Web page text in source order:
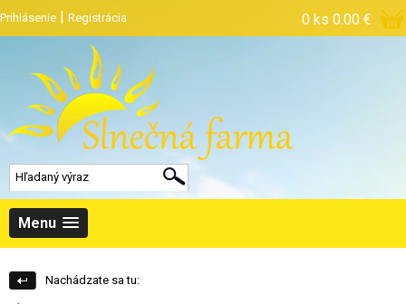
Prihlásenie | Registrácia 0 ks 0.00 €
Menu
Nachádzate sa tu: